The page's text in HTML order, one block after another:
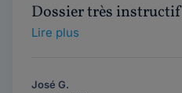
Dossier très instructif
Lire plus
José G.